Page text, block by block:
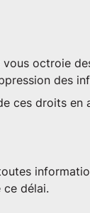
octroie
des
ces droits en
ce délai.